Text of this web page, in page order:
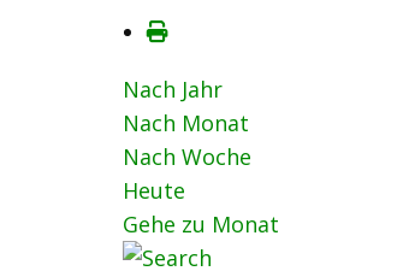
Nach Jahr
Nach Monat
Nach Woche
Heute
Gehe zu Monat